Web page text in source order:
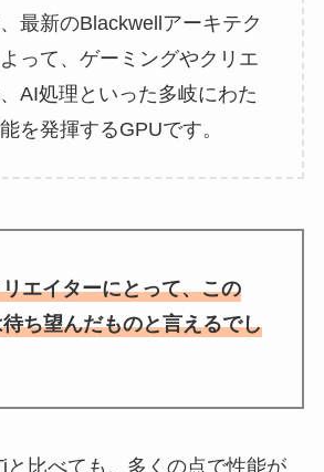
最新のBlackwellアーキテク
って、ゲーミングやクリエ
AI処理といった多岐にわた
を発揮するGPUです。
エイターにとって、この
ち望んだものと言えるでし
と比べても、多くの点で性能が